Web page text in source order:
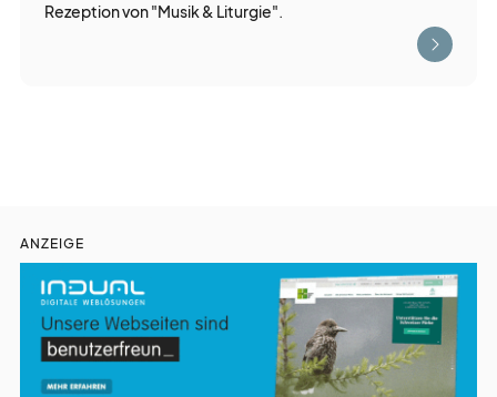
Rezeption von "Musik & Liturgie".
ANZEIGE